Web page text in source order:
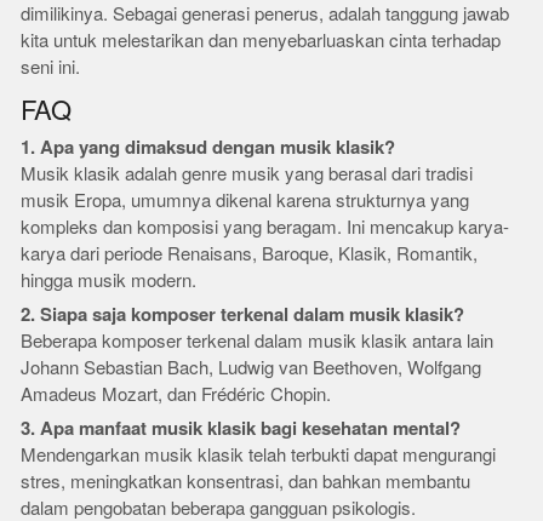
dimilikinya. Sebagai generasi penerus, adalah tanggung jawab
kita untuk melestarikan dan menyebarluaskan cinta terhadap
seni ini.
FAQ
1. Apa yang dimaksud dengan musik klasik?
Musik klasik adalah genre musik yang berasal dari tradisi
musik Eropa, umumnya dikenal karena strukturnya yang
kompleks dan komposisi yang beragam. Ini mencakup karya-
karya dari periode Renaisans, Baroque, Klasik, Romantik,
hingga musik modern.
2. Siapa saja komposer terkenal dalam musik klasik?
Beberapa komposer terkenal dalam musik klasik antara lain
Johann Sebastian Bach, Ludwig van Beethoven, Wolfgang
Amadeus Mozart, dan Frédéric Chopin.
3. Apa manfaat musik klasik bagi kesehatan mental?
Mendengarkan musik klasik telah terbukti dapat mengurangi
stres, meningkatkan konsentrasi, dan bahkan membantu
dalam pengobatan beberapa gangguan psikologis.